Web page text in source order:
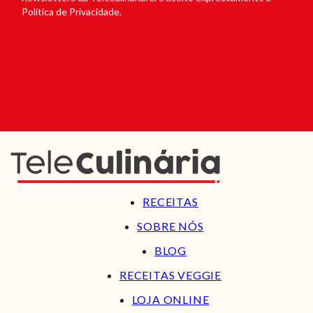
Política de Privacidade.
RECEITAS
SOBRE NÓS
BLOG
RECEITAS VEGGIE
LOJA ONLINE